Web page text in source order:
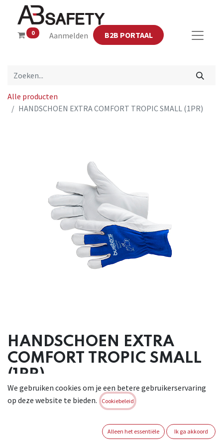
0 Aanmelden B2B PORTAAL
Alle producten
HANDSCHOEN EXTRA COMFORT TROPIC SMALL (1PR)
HANDSCHOEN EXTRA
COMFORT TROPIC SMALL
(1PR)
Handschoen in geitenleder met rug in katoenweefsel.
Comfortabele
vingergevoeligheid. Geschikt voor : licht mechanisch werk ,
We gebruiken cookies om je een betere gebruikerservaring
op deze website te bieden.
Cookiebeleid
Alleen het essentiële Ik ga akkoord